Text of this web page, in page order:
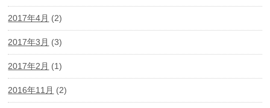
2017年4月 (2)
2017年3月 (3)
2017年2月 (1)
2016年11月 (2)